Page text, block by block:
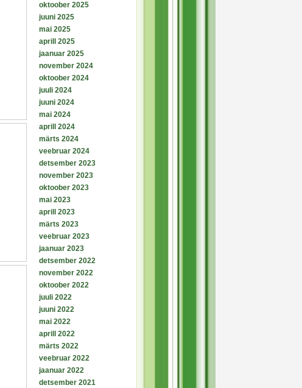
oktoober 2025
juuni 2025
mai 2025
aprill 2025
jaanuar 2025
november 2024
oktoober 2024
juuli 2024
juuni 2024
mai 2024
aprill 2024
märts 2024
veebruar 2024
detsember 2023
november 2023
oktoober 2023
mai 2023
aprill 2023
märts 2023
veebruar 2023
jaanuar 2023
detsember 2022
november 2022
oktoober 2022
juuli 2022
juuni 2022
mai 2022
aprill 2022
märts 2022
veebruar 2022
jaanuar 2022
detsember 2021